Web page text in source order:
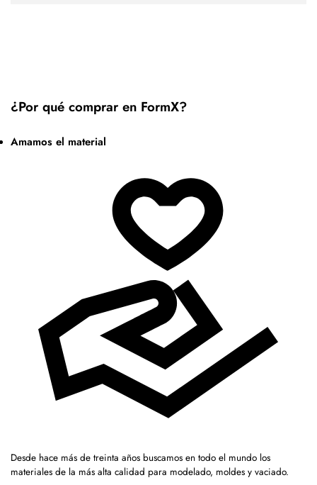
¿Por qué comprar en FormX?
Amamos el material
Desde hace más de treinta años buscamos en todo el mundo los
materiales de la más alta calidad para modelado, moldes y vaciado.